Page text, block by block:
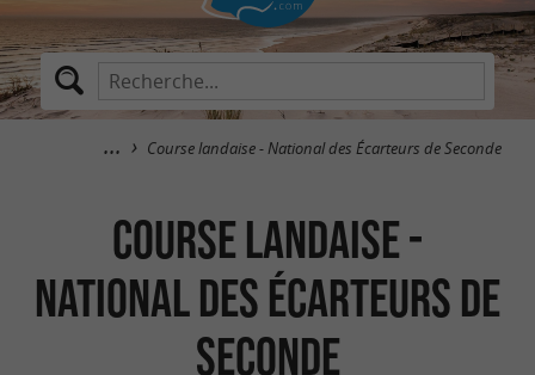
Course landaise - National des Écarteurs de Seconde
Course landaise -
National des Écarteurs de
Seconde